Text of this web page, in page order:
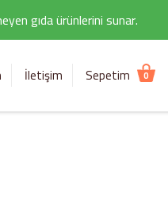
gıda ürünlerini sunar.
İletişim Sepetim 0